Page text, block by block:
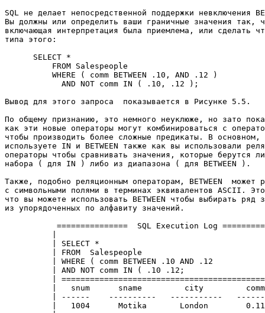
SQL не делает непосредственной поддержки невключения
Вы должны или определить ваши граничные значения так,
включающая интерпретация была приемлема, или сделать
типа этого:
      SELECT *
          FROM Salespeople
          WHERE ( comm BETWEEN .10, AND .12 )
            AND NOT comm IN ( .10, .12 );
Вывод для этого запроса  показывается в Рисунке 5.5.
По общему признанию, это немного неуклюже, но зато
как эти новые операторы могут комбинироваться с
чтобы производить более сложные предикаты. В
используете IN и BETWEEN также как вы использовали
операторы чтобы сравнивать значения, которые берутся
набора ( для IN ) либо из диапазона ( для BETWEEN ).
Также, подобно реляционным операторам, BETWEEN  может
с символьными полями в терминах эквивалентов ASCII.
что вы можете использовать BETWEEN чтобы выбирать ряд
из упорядоченных по алфавиту значений.
===============  SQL Execution Log
| SELECT *
| FROM  Salespeople
| WHERE ( comm BETWEEN .10 AND .12
| AND NOT comm IN ( .10 .12;
|
|   snum      sname         city
| ------    ----------   -----------
|   1004      Motika       London